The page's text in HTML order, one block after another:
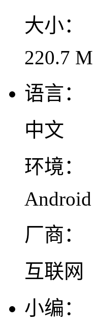
大小：
220.7 M
语言：
中文
环境：
Android
厂商：
互联网
小编：